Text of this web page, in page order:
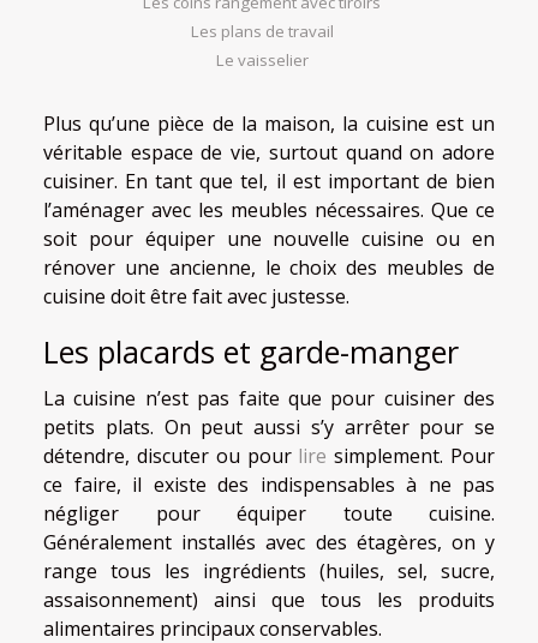
Les plans de travail
Le vaisselier
Plus qu’une pièce de la maison, la cuisine est un
véritable espace de vie, surtout quand on adore
cuisiner. En tant que tel, il est important de bien
l’aménager avec les meubles nécessaires. Que ce
soit pour équiper une nouvelle cuisine ou en
rénover une ancienne, le choix des meubles de
cuisine doit être fait avec justesse.
Les placards et garde-manger
La cuisine n’est pas faite que pour cuisiner des
petits plats. On peut aussi s’y arrêter pour se
détendre, discuter ou pour lire simplement. Pour
ce faire, il existe des indispensables à ne pas
négliger pour équiper toute cuisine.
Généralement installés avec des étagères, on y
range tous les ingrédients (huiles, sel, sucre,
assaisonnement) ainsi que tous les produits
alimentaires principaux conservables.